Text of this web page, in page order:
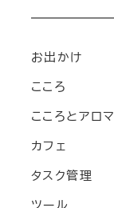
お出かけ
こころ
こころとアロマ
カフェ
タスク管理
ツール